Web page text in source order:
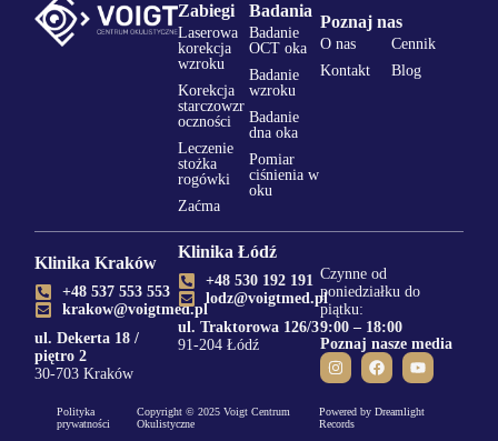
Zabiegi
Laserowa
korekcja
wzroku
Korekcja
starczowzr
oczności
Leczenie
stożka
rogówki
Zaćma
Badania
Badanie
OCT oka
Badanie
wzroku
Badanie
dna oka
Pomiar
ciśnienia w
oku
Poznaj nas
O nas
Cennik
Kontakt
Blog
Klinika Kraków
+48 537 553 553
krakow@voigtmed.pl
ul. Dekerta 18 /
piętro 2
30-703 Kraków
Klinika Łódź
+48 530 192 191
lodz@voigtmed.pl
ul. Traktorowa 126/3
91-204 Łódź
Poznaj nasze media
Czynne od
poniedziałku do
piątku:
9:00 – 18:00
Polityka
prywatności
Copyright © 2025 Voigt Centrum
Okulistyczne
Powered by Dreamlight
Records